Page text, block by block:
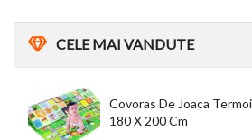
CELEMAI VANDUTE
Covoras De Joaca
180 X 200 Cm